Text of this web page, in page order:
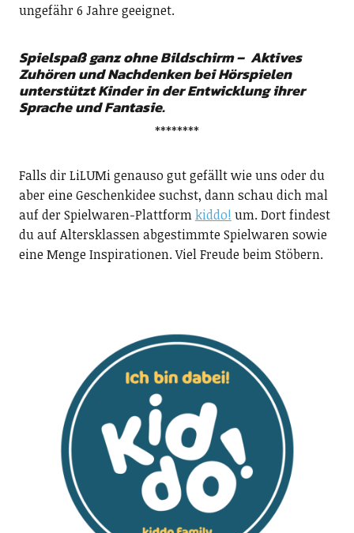
ungefähr 6 Jahre geeignet.
Spielspaß ganz ohne Bildschirm – Aktives
Zuhören und Nachdenken bei Hörspielen
unterstützt Kinder in der Entwicklung ihrer
Sprache und Fantasie.
********
Falls dir LiLUMi genauso gut gefällt wie uns oder du
aber eine Geschenkidee suchst, dann schau dich mal
auf der Spielwaren-Plattformkiddo! um. Dort findest
du auf Altersklassen abgestimmte Spielwaren sowie
eine Menge Inspirationen. Viel Freude beim Stöbern.